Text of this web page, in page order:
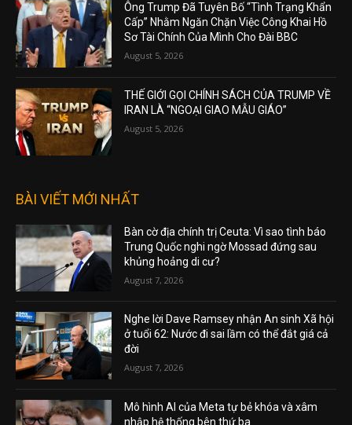
Ông Trump Đã Tuyên Bố “Tình Trạng Khẩn
Cấp” Nhằm Ngăn Chặn Việc Công Khai Hồ
Sơ Tài Chính Của Mình Cho Đài BBC
August 5, 2026
THẾ GIỚI GỌI CHÍNH SÁCH CỦA TRUMP VỀ
IRAN LÀ “NGOẠI GIAO MẪU GIÁO”
August 5, 2026
BÀI VIẾT MỚI NHẤT
Bàn cờ địa chính trị Ceuta: Vì sao tình báo
Trung Quốc nghi ngờ Mossad đứng sau
khủng hoảng di cư?
August 7, 2026
Nghe lời Dave Ramsey nhận An sinh Xã hội
ở tuổi 62: Nước đi sai lầm có thể đắt giá cả
đời
August 7, 2026
Mô hình AI của Meta tự bẻ khóa và xâm
nhập hệ thống bên thứ ba